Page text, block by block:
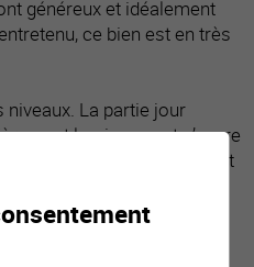
généreux et idéalement
ce bien est en très
La partie jour
lumineuse et s’ouvre
La suite parentale et
l’étage. Cette
et est idéale pour